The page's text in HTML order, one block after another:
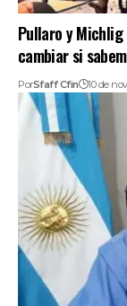
Pullaro y Michlig
cambiar si
PorSfaff Cfin 10 de